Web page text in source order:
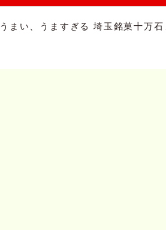
うまい、うますぎる 埼玉銘菓十万石